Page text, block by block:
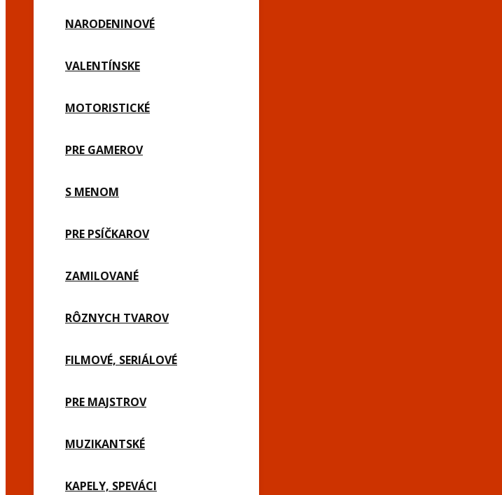
NARODENINOVÉ
VALENTÍNSKE
MOTORISTICKÉ
PRE GAMEROV
S MENOM
PRE PSÍČKAROV
ZAMILOVANÉ
RÔZNYCH TVAROV
FILMOVÉ, SERIÁLOVÉ
PRE MAJSTROV
MUZIKANTSKÉ
KAPELY, SPEVÁCI